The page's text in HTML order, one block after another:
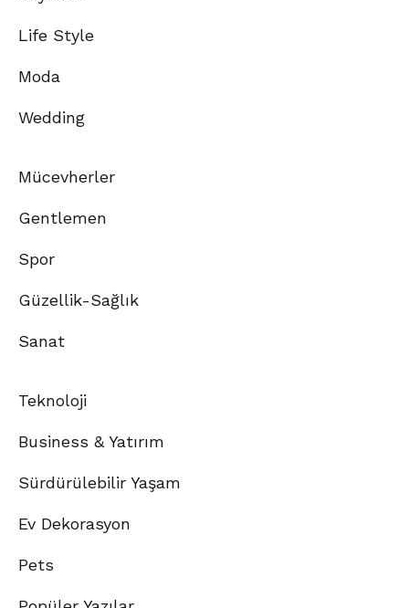
Life Style
Moda
Wedding
Mücevherler
Gentlemen
Spor
Güzellik-Sağlık
Sanat
Teknoloji
Business & Yatırım
Sürdürülebilir Yaşam
Ev Dekorasyon
Pets